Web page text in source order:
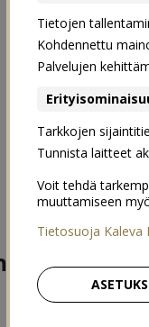
action
Tietojen
Kohdennettu
Palvelujen
Tarkkojen
Tunnista laitteet
Voit tehdä
muuttamiseen
Tietosuoja Kaleva